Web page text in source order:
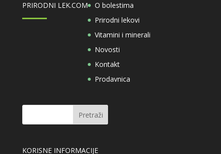
PRIRODNI LEK.COM
O bolestima
Prirodni lekovi
Vitamini i minerali
Novosti
Kontakt
Prodavnica
KORISNE INFORMACIJE